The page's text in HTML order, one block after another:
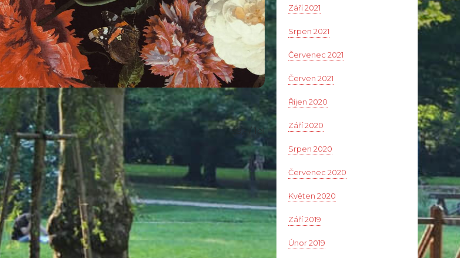
59,- / 1dl
Září 2021
Srpen 2021
Červenec 2021
Červen 2021
Říjen 2020
Září 2020
Srpen 2020
Červenec 2020
Květen 2020
Září 2019
Únor 2019